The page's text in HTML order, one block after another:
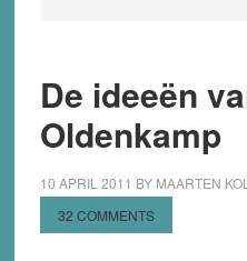
De ideeën
Oldenkamp
10 APRIL 2011 BY MAARTEN
32 COMMENTS